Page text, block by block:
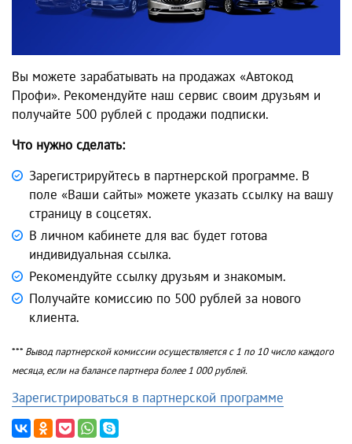
Вы можете зарабатывать на продажах «Автокод
Профи». Рекомендуйте наш сервис своим друзьям и
получайте 500 рублей с продажи подписки.
Что нужно сделать:
Зарегистрируйтесь в партнерской программе. В
поле «Ваши сайты» можете указать ссылку на вашу
страницу в соцсетях.
В личном кабинете для вас будет готова
индивидуальная ссылка.
Рекомендуйте ссылку друзьям и знакомым.
Получайте комиссию по 500 рублей за нового
клиента.
*** Вывод партнерской комиссии осуществляется с 1 по 10 число каждого
месяца, если на балансе партнера более 1 000 рублей.
Зарегистрироваться в партнерской программе